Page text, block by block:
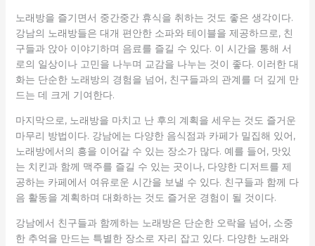
노래방을 즐기면서 중간중간 휴식을 취하는 것도 좋은 생각이다.
강남의 노래방들은 대개 편안한 소파와 테이블을 제공하므로, 친
구들과 앉아 이야기하며 음료를 즐길 수 있다. 이 시간을 통해 서
로의 일상이나 고민을 나누며 교감을 나누는 것이 좋다. 이러한 대
화는 단순한 노래방의 경험을 넘어, 친구들과의 관계를 더 깊게 만
드는 데 크게 기여한다.
마지막으로, 노래방을 마치고 난 후의 계획을 세우는 것도 즐거운
마무리 방법이다. 강남에는 다양한 음식점과 카페가 밀집해 있어,
노래방에서의 흥을 이어갈 수 있는 장소가 많다. 예를 들어, 맛있
는 치킨과 함께 맥주를 즐길 수 있는 곳이나, 다양한 디저트를 제
공하는 카페에서 여유로운 시간을 보낼 수 있다. 친구들과 함께 다
음 활동을 계획하며 대화하는 것도 즐거운 경험이 될 것이다.
강남에서 친구들과 함께하는 노래방은 단순한 오락을 넘어, 소중
한 추억을 만드는 특별한 장소로 자리 잡고 있다. 다양한 노래와